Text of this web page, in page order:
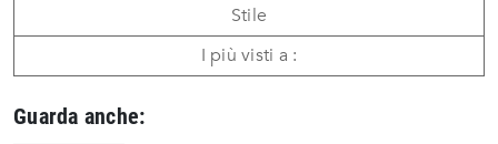
Stile
I più visti a :
Guarda anche: